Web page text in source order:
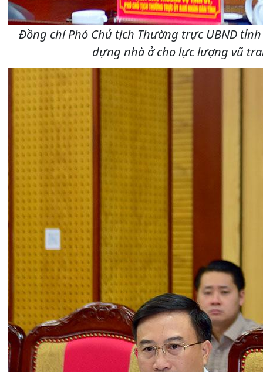
Đồng chí Phó Chủ tịch Thường trực UBND
dựng nhà ở cho lực lượng vũ